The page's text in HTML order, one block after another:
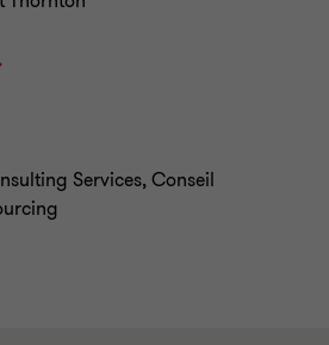
Services, Conseil